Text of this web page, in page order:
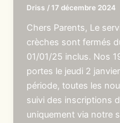
Driss /17 décembre 2024
Chers Parents, Le
crèches sont fermés
01/01/25 inclus. Nos
portes le jeudi 2
période, toutes les
suivi des inscriptions
uniquement via notre